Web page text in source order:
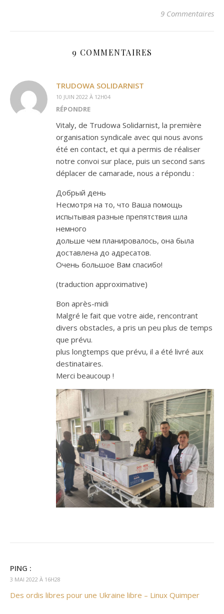
9 Commentaires
9 COMMENTAIRES
TRUDOWA SOLIDARNIST
10 JUIN 2022 À 12H04
RÉPONDRE
Vitaly, de Trudowa Solidarnist, la première
organisation syndicale avec qui nous avons
été en contact, et qui a permis de réaliser
notre convoi sur place, puis un second sans
déplacer de camarade, nous a répondu :
Добрый день
Несмотря на то, что Ваша помощь
испытывая разные препятствия шла
немного
дольше чем планировалось, она была
доставлена до адресатов.
Очень большое Вам спасибо!
(traduction approximative)
Bon après-midi
Malgré le fait que votre aide, rencontrant
divers obstacles, a pris un peu plus de temps
que prévu.
plus longtemps que prévu, il a été livré aux
destinataires.
Merci beaucoup !
PING :
3 MAI 2022 À 16H28
Des ordis libres pour une Ukraine libre – Linux Quimper